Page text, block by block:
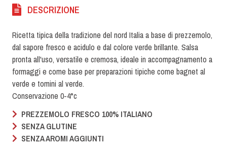
DESCRIZIONE
Ricetta tipica della tradizione del nord Italia a base di prezzemolo,
dal sapore fresco e acidulo e dal colore verde brillante. Salsa
pronta all'uso, versatile e cremosa, ideale in accompagnamento a
formaggi e come base per preparazioni tipiche come bagnet al
verde e tomini al verde.
Conservazione 0-4°c
PREZZEMOLO FRESCO 100% ITALIANO
SENZA GLUTINE
SENZA AROMI AGGIUNTI